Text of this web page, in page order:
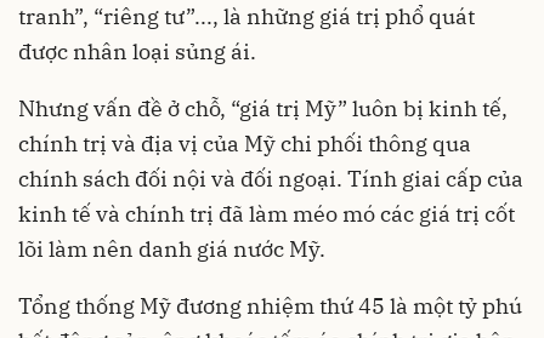
tranh”, “riêng tư”..., là những giá trị phổ quát
được nhân loại sủng ái.
Nhưng vấn đề ở chỗ, “giá trị Mỹ” luôn bị kinh tế,
chính trị và địa vị của Mỹ chi phối thông qua
chính sách đối nội và đối ngoại. Tính giai cấp của
kinh tế và chính trị đã làm méo mó các giá trị cốt
lõi làm nên danh giá nước Mỹ.
Tổng thống Mỹ đương nhiệm thứ 45 là một tỷ phú